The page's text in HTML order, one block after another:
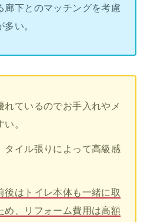
廊下とのマッチングを考慮
い。
れているのでお手入れやメ
。
タイル張りによって高級感
後はトイレ本体も一緒に取
め、リフォーム費用は高額